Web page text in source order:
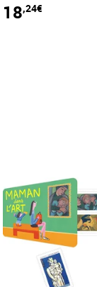
au panier
18,24€